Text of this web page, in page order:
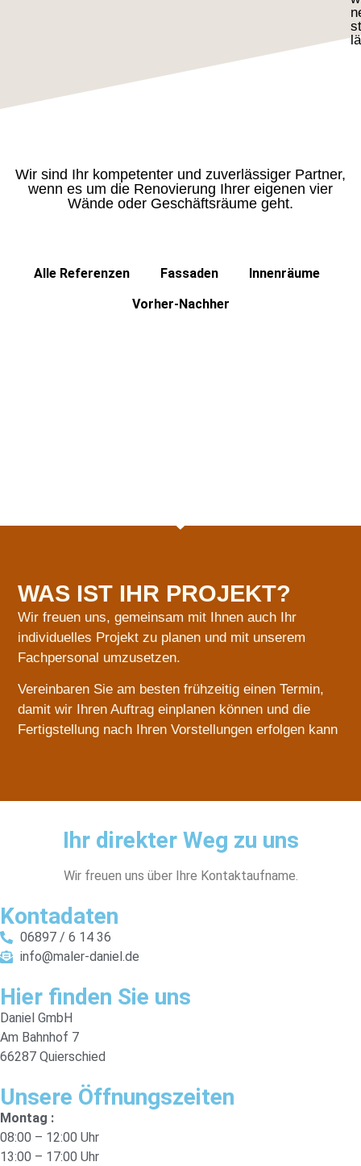
Wir sind Ihr kompetenter und zuverlässiger Partner,
wenn es um die Renovierung Ihrer eigenen vier
Wände oder Geschäftsräume geht.
Alle Referenzen Fassaden
Innenräume
Vorher-Nachher
WAS IST IHR PROJEKT?
Wir freuen uns, gemeinsam mit Ihnen auch Ihr
individuelles Projekt zu planen und mit unserem
Fachpersonal umzusetzen.
Vereinbaren Sie am besten frühzeitig einen Termin,
damit wir Ihren Auftrag einplanen können und die
Fertigstellung nach Ihren Vorstellungen erfolgen kann
Ihr direkter Weg zu uns
Wir freuen uns über Ihre Kontaktaufname.
Kontadaten
06897 / 6 14 36
info@maler-daniel.de
Hier finden Sie uns
Daniel GmbH
Am Bahnhof 7
66287 Quierschied
Unsere Öffnungszeiten
Montag :
08:00 – 12:00 Uhr
13:00 – 17:00 Uhr